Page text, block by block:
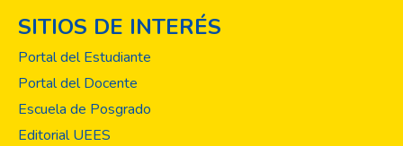
SITIOS DE INTERÉS
Portal del Estudiante
Portal del Docente
Escuela de Posgrado
Editorial UEES